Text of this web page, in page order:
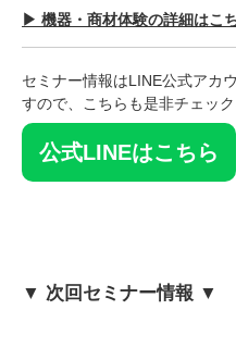
▶︎ 機器・商材体験の詳細はこ
セミナー情報はLINE公式アカ
すので、こちらも是非チェック
公式LINEはこちら
▼ 次回セミナー情報 ▼